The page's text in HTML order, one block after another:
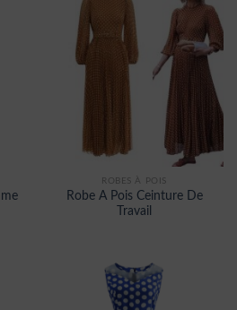
ROBES À POIS
Robe A Pois Ceinture De
Travail